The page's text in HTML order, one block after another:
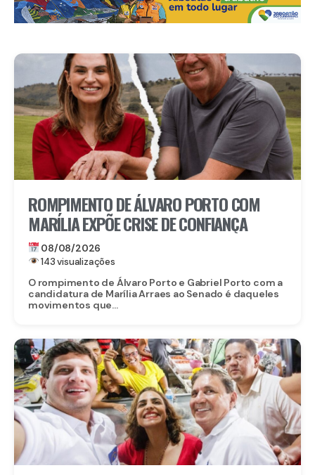
ROMPIMENTO DE ÁLVARO PORTO COM
MARÍLIA EXPÕE CRISE DE CONFIANÇA
08/08/2026
143 visualizações
O rompimento de Álvaro Porto e Gabriel Porto com a
candidatura de Marília Arraes ao Senado é daqueles
movimentos que...